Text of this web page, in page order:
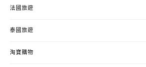
法國旅遊
泰國旅遊
淘寶購物